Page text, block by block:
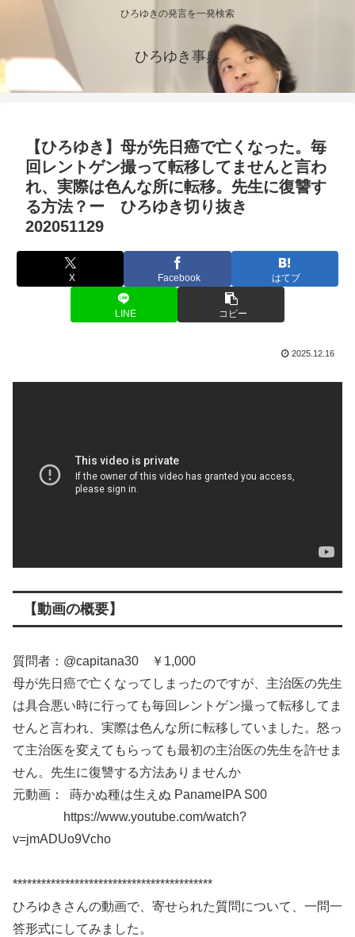
ひろゆきの発言を一発検索
ひろゆき事典
【ひろゆき】母が先日癌で亡くなった。毎
回レントゲン撮って転移してませんと言わ
れ、実際は色んな所に転移。先生に復讐す
る方法？ー ひろゆき切り抜き
202051129
X Facebook はてブ
LINE コピー
2025.12.16
【動画の概要】
質問者：@capitana30 ￥1,000
母が先日癌で亡くなってしまったのですが、主治医の先生
は具合悪い時に行っても毎回レントゲン撮って転移してま
せんと言われ、実際は色んな所に転移していました。怒っ
て主治医を変えてもらっても最初の主治医の先生を許せま
せん。先生に復讐する方法ありませんか
元動画： 蒔かぬ種は生えぬ PanameIPA S00
https://www.youtube.com/watch?
v=jmADUo9Vcho
******************************************
ひろゆきさんの動画で、寄せられた質問について、一問一
答形式にしてみました。